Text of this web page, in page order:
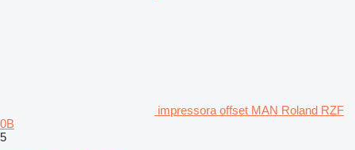
impressora offset MAN Roland RZF
0B
5